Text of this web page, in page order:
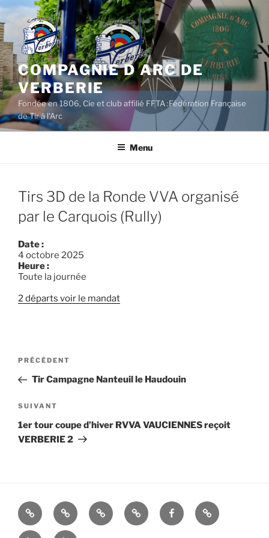
Aller
au
contenu
principal
COMPAGNIE D ARC DE
VERBERIE
Fondée en 1806, Cie et club affilié FFTA :Fédération Française
de Tir à l'Arc
Menu
Tirs 3D de la Ronde VVA organisé
par le Carquois (Rully)
Date :
4 octobre 2025
Heure :
Toute la journée
2 départs voir le mandat
Navigation
l’article
Article
précédent
PRÉCÉDENT
Tir Campagne Nanteuil le Haudouin
Article
suivant
SUIVANT
1er tour coupe d’hiver RVVA VAUCIENNES reçoit
VERBERIE 2
La
Cie
Histoire ALBUMSLIENS
UTILES
FACEBOOKMandats